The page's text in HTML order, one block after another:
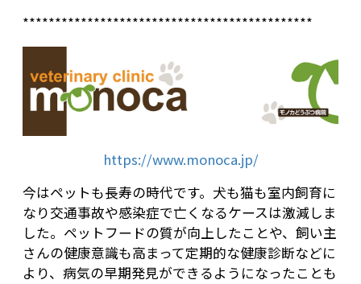
*********************************************
https://www.monoca.jp/
今はペットも長寿の時代です。犬も猫も室内飼育に
なり交通事故や感染症で亡くなるケースは激減しま
した。ペットフードの質が向上したことや、飼い主
さんの健康意識も高まって定期的な健康診断などに
より、病気の早期発見ができるようになったことも